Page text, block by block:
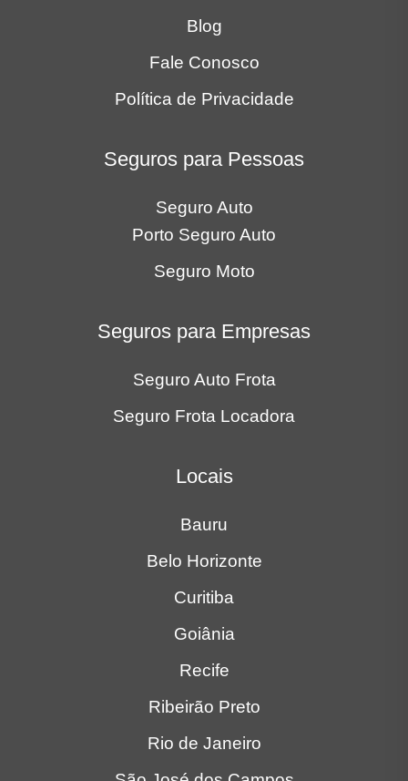
Blog
Fale Conosco
Política de Privacidade
Seguros para Pessoas
Seguro Auto
Porto Seguro Auto
Seguro Moto
Seguros para Empresas
Seguro Auto Frota
Seguro Frota Locadora
Locais
Bauru
Belo Horizonte
Curitiba
Goiânia
Recife
Ribeirão Preto
Rio de Janeiro